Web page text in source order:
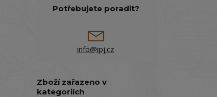
Potřebujete poradit?
info@ipj.cz
Zboží zařazeno v
kategoriích